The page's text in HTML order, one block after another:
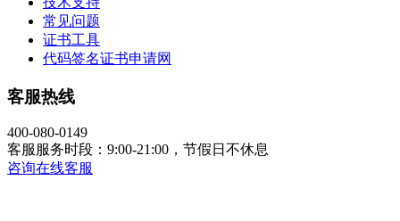
常见问题
证书工具
代码签名证书申请网
客服热线
400-080-0149
客服服务时段：9:00-21:00，节假日不休息
咨询在线客服